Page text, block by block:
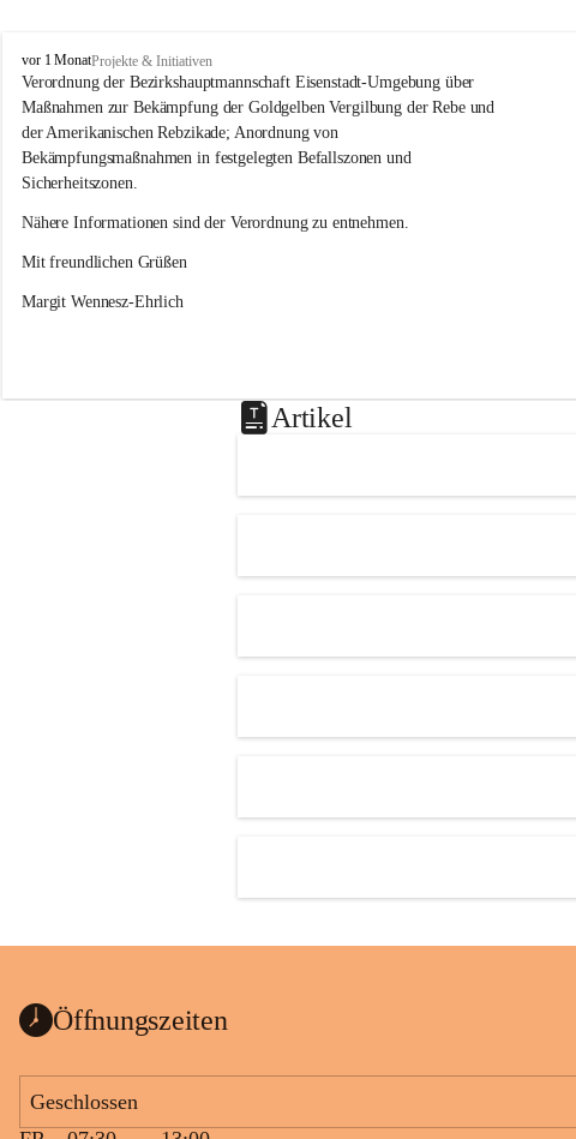
O
s
l
i
p
vor 1 MonatProjekte & Initiativen
Verordnung der Bezirkshauptmannschaft Eisenstadt-Umgebung über
Maßnahmen zur Bekämpfung der Goldgelben Vergilbung der Rebe und
der Amerikanischen Rebzikade; Anordnung von
Bekämpfungsmaßnahmen in festgelegten Befallszonen und
Sicherheitszonen.
Nähere Informationen sind der Verordnung zu entnehmen.
Mit freundlichen Grüßen
Margit Wennesz-Ehrlich
Artikel
Öffnungszeiten
Geschlossen